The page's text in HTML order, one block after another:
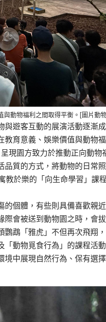
動物福利之間取得平衡。[圖片動
遊客互動的展演活動逐漸
育意義、娛樂價值與動物
現園方致力於推動正向動
質的方式，將動物的日常
於樂的「向生命學習」課
個體，有些則具備喜歡親
際會被送到動物園之時，會
鵡「雅虎」不但再次飛翔
動物覓食行為」的課程活
中展現自然行為、保有選